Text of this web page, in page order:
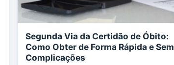
Segunda Via da Certidão de Óbito:
Como Obter de Forma Rápida e Sem
Complicações